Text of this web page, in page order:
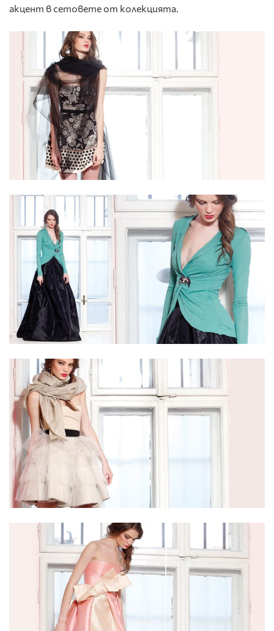
акцент в сетовете от колекцията.